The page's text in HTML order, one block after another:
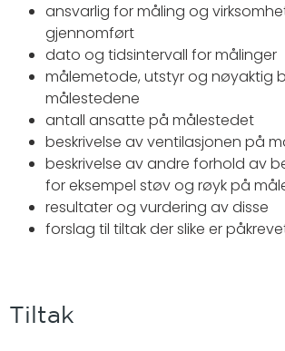
ansvarlig for måling og
gjennomført
dato og tidsintervall for målinger
målemetode, utstyr og nøyaktig
målestedene
antall ansatte på målestedet
beskrivelse av ventilasjonen på
beskrivelse av andre forhold av
for eksempel støv og røyk på
resultater og vurdering av disse
forslag til tiltak der slike er
Tiltak